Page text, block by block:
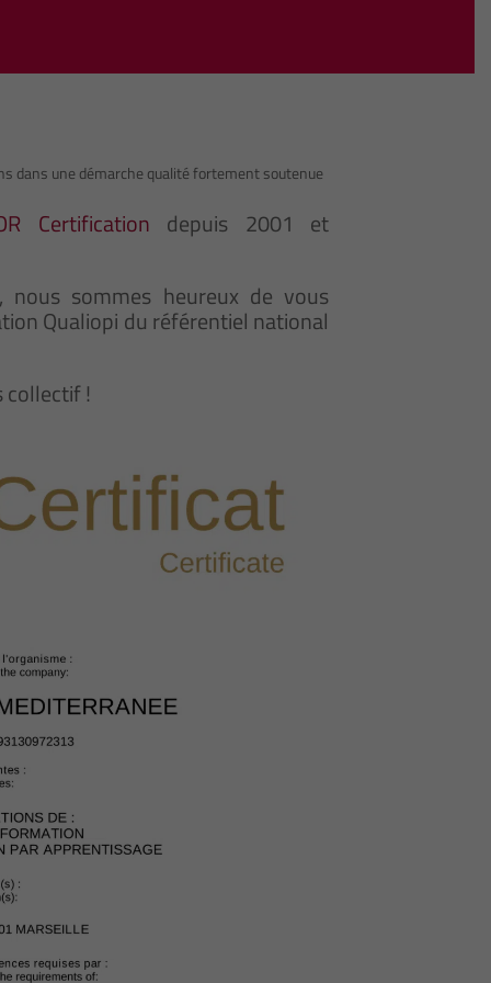
dans une démarche qualité fortement soutenue
Certification depuis 2001 et
nous sommes heureux de vous
Qualiopi du référentiel national
collectif !